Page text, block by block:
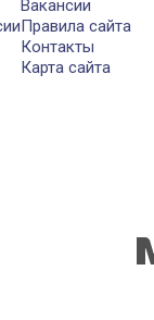
Вакансии
Правила сайта
Контакты
Карта сайта